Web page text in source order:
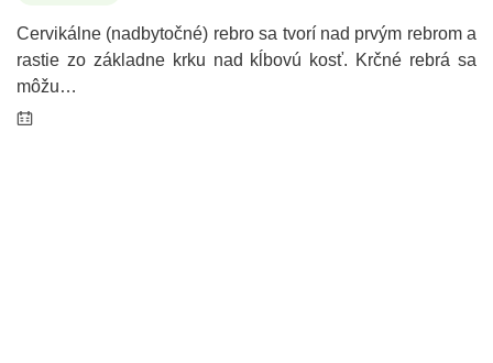
Cervikálne (nadbytočné) rebro sa tvorí nad prvým rebrom a
rastie zo základne krku nad kĺbovú kosť. Krčné rebrá sa
môžu…